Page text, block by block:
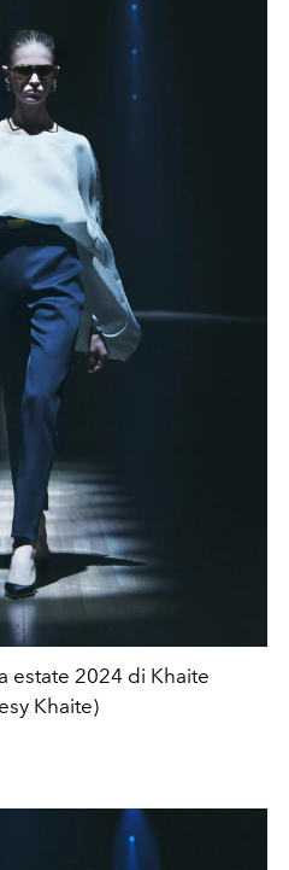
estate 2024 di Khaite
Khaite)